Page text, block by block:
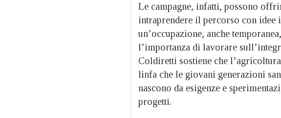
Le campagne, infatti, possono
intraprendere il percorso con
un’occupazione, anche
l’importanza di lavorare
Coldiretti sostiene che
linfa che le giovani generazioni
nascono da esigenze e
progetti.